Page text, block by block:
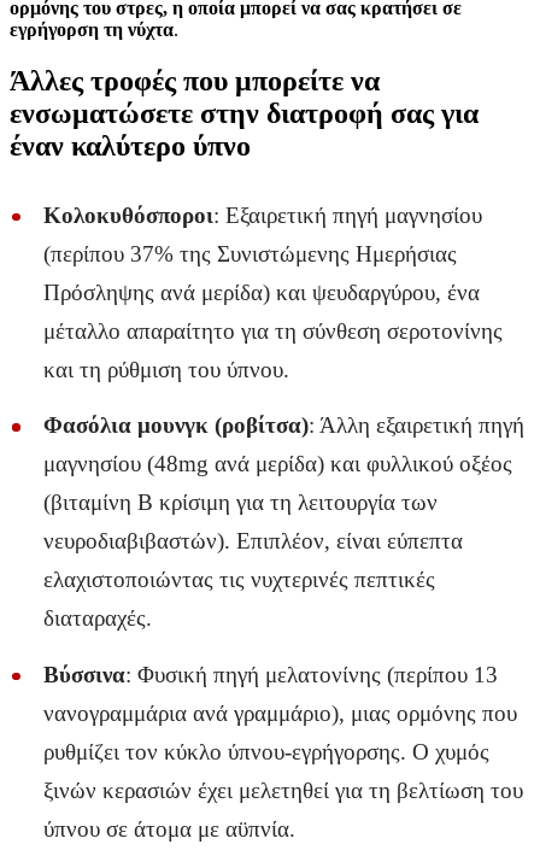
ορμόνης του στρες, η οποία μπορεί να σας κρατήσει σε
εγρήγορση τη νύχτα.
Άλλες τροφές που μπορείτε να
ενσωματώσετε στην διατροφή σας για
έναν καλύτερο ύπνο
Κολοκυθόσποροι: Εξαιρετική πηγή μαγνησίου
(περίπου 37% της Συνιστώμενης Ημερήσιας
Πρόσληψης ανά μερίδα) και ψευδαργύρου, ένα
μέταλλο απαραίτητο για τη σύνθεση σεροτονίνης
και τη ρύθμιση του ύπνου.
Φασόλια μουνγκ (ροβίτσα): Άλλη εξαιρετική πηγή
μαγνησίου (48mg ανά μερίδα) και φυλλικού οξέος
(βιταμίνη Β κρίσιμη για τη λειτουργία των
νευροδιαβιβαστών). Επιπλέον, είναι εύπεπτα
ελαχιστοποιώντας τις νυχτερινές πεπτικές
διαταραχές.
Βύσσινα: Φυσική πηγή μελατονίνης (περίπου 13
νανογραμμάρια ανά γραμμάριο), μιας ορμόνης που
ρυθμίζει τον κύκλο ύπνου-εγρήγορσης. Ο χυμός
ξινών κερασιών έχει μελετηθεί για τη βελτίωση του
ύπνου σε άτομα με αϋπνία.